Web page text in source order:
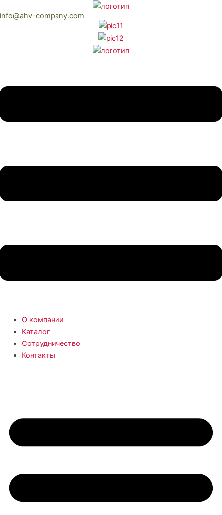
кinfo@ahv-company.com
О компании
Каталог
Сотрудничество
Контакты